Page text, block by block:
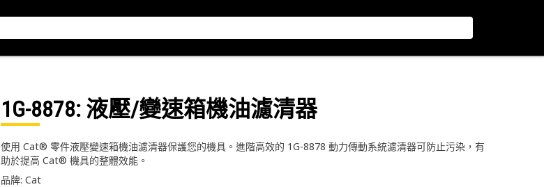
1G-8878: 液壓/變速箱機油濾清器
使用 Cat® 零件液壓變速箱機油濾清器保護您的機具。進階高效的 1G-8878 動力傳動系統濾清器可防止污染，有
助於提高 Cat® 機具的整體效能。
品牌: Cat